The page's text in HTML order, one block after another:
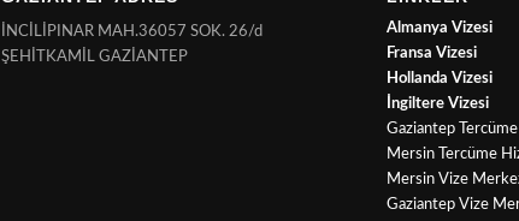
İNCİLİPINAR MAH.36057 SOK. 26/d
ŞEHİTKAMİL GAZİANTEP
Almanya Vizesi
Fransa Vizesi
Hollanda Vizesi
İngiltere Vizesi
Gaziantep
Mersin Tercüme
Mersin Vize
Gaziantep Vize